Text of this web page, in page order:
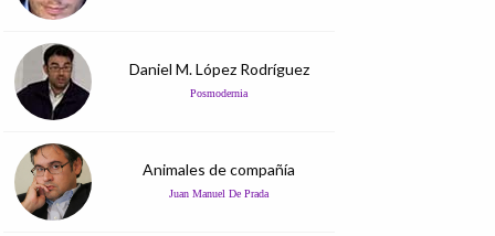
Daniel M. López Rodríguez
Posmodernia
Animales de compañía
Juan Manuel De Prada